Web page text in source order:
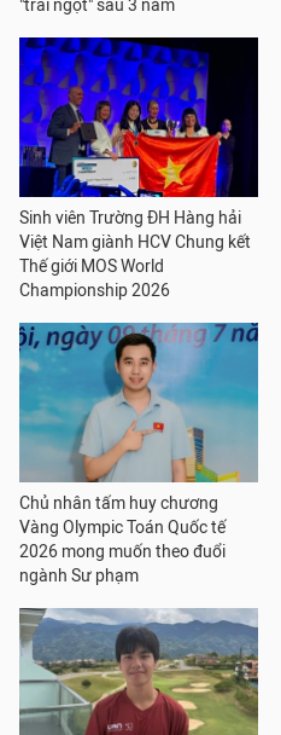
"trái ngọt" sau 3 năm
Sinh viên Trường ĐH Hàng hải
Việt Nam giành HCV Chung kết
Thế giới MOS World
Championship 2026
Chủ nhân tấm huy chương
Vàng Olympic Toán Quốc tế
2026 mong muốn theo đuổi
ngành Sư phạm